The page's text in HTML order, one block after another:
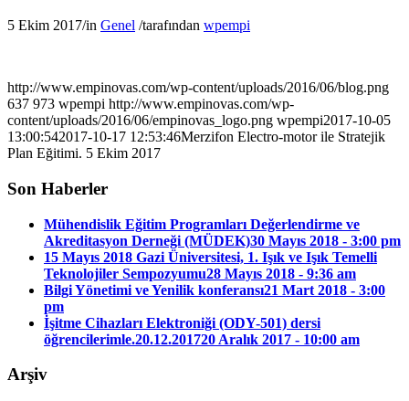
5 Ekim 2017/in Genel /tarafından wpempi
http://www.empinovas.com/wp-content/uploads/2016/06/blog.png
637 973 wpempi http://www.empinovas.com/wp-
content/uploads/2016/06/empinovas_logo.png wpempi2017-10-05
13:00:542017-10-17 12:53:46Merzifon Electro-motor ile Stratejik
Plan Eğitimi. 5 Ekim 2017
Son Haberler
Mühendislik Eğitim Programları Değerlendirme ve
Akreditasyon Derneği (MÜDEK)30 Mayıs 2018 - 3:00 pm
15 Mayıs 2018 Gazi Üniversitesi, 1. Işık ve Işık Temelli
Teknolojiler Sempozyumu28 Mayıs 2018 - 9:36 am
Bilgi Yönetimi ve Yenilik konferansı21 Mart 2018 - 3:00
pm
İşitme Cihazları Elektroniği (ODY-501) dersi
öğrencilerimle.20.12.201720 Aralık 2017 - 10:00 am
Arşiv